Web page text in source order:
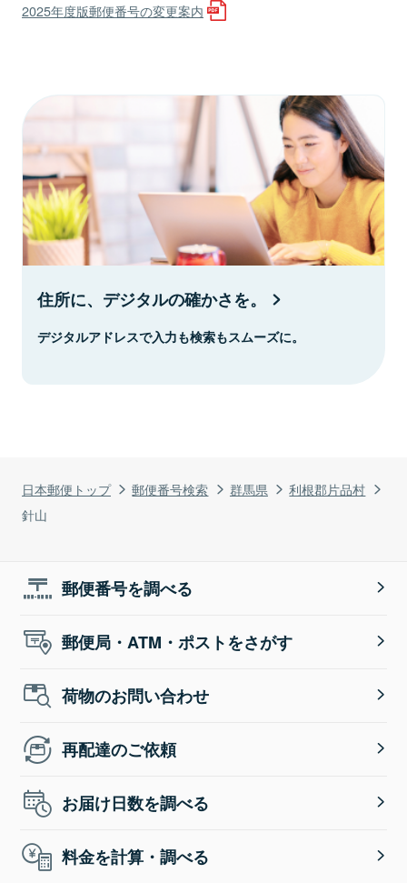
日本郵便トップ 郵便番号検索 群馬県
利根郡片品村
針山
2025年度版郵便番号の変更案内
住所に、デジタルの確かさを。
デジタルアドレスで入力も検索もスムーズに。
郵便番号を調べる
郵便局・ATM・ポストをさがす
荷物のお問い合わせ
再配達のご依頼
お届け日数を調べる
料金を計算・調べる